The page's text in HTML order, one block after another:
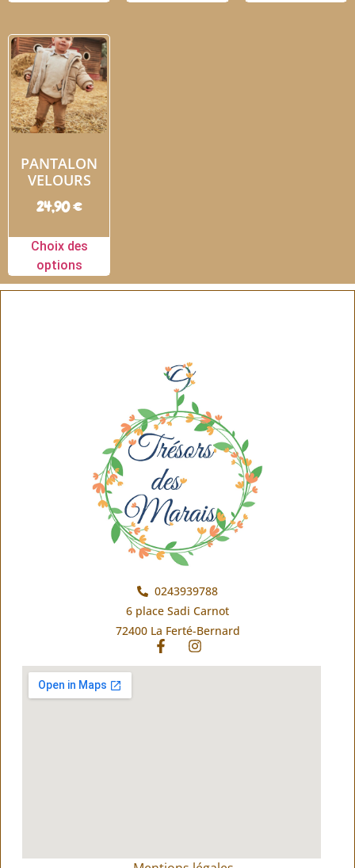
PANTALON
VELOURS
24,90€
Choix des
options
0243939788
6 place Sadi Carnot
72400 La Ferté-Bernard